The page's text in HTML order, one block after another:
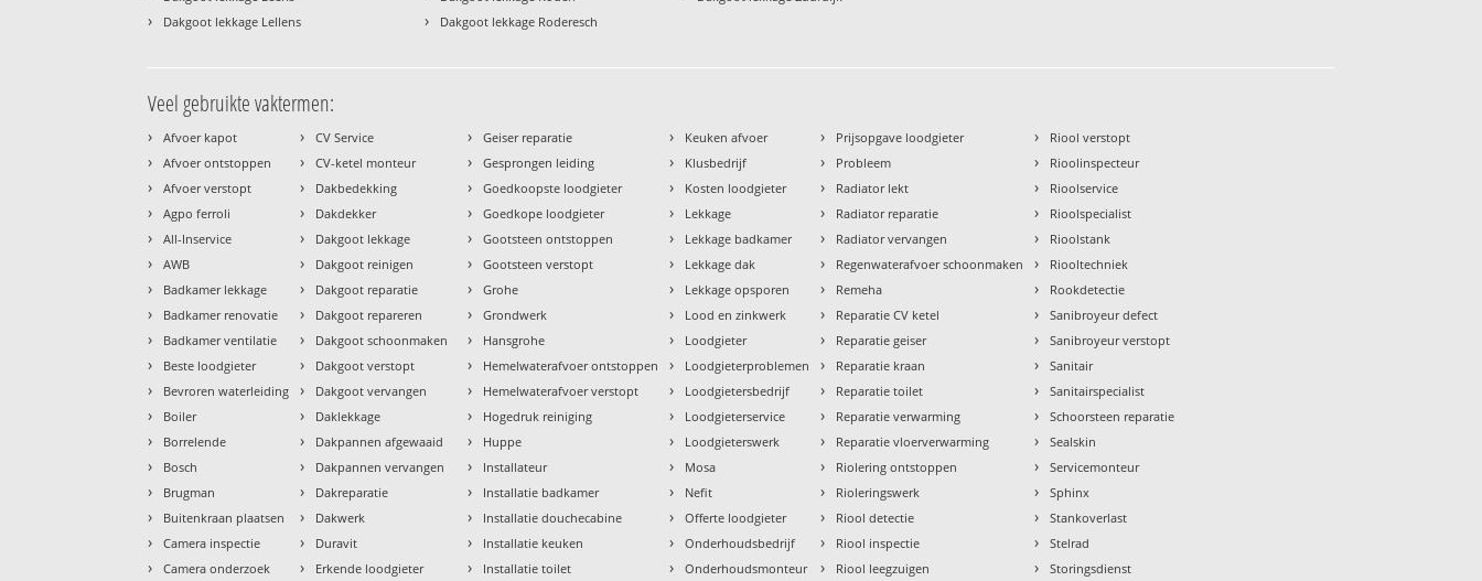
› Dakgoot lekkage Lellens › Dakgoot lekkage Roderesch
Veel gebruikte vaktermen:
› Afvoer kapot
› Afvoer ontstoppen
› Afvoer verstopt
› Agpo ferroli
› All-Inservice
› AWB
› Badkamer lekkage
› Badkamer renovatie
› Badkamer ventilatie
› Beste loodgieter
› Bevroren waterleiding
› Boiler
› Borrelende
› Bosch
› Brugman
› Buitenkraan plaatsen
› Camera inspectie
› Camera onderzoek
› CV Service
› CV-ketel monteur
› Dakbedekking
› Dakdekker
› Dakgoot lekkage
› Dakgoot reinigen
› Dakgoot reparatie
› Dakgoot repareren
› Dakgoot schoonmaken
› Dakgoot verstopt
› Dakgoot vervangen
› Daklekkage
› Dakpannen afgewaaid
› Dakpannen vervangen
› Dakreparatie
› Dakwerk
› Duravit
› Erkende loodgieter
› Geiser reparatie
› Gesprongen leiding
› Goedkoopste loodgieter
› Goedkope loodgieter
› Gootsteen ontstoppen
› Gootsteen verstopt
› Grohe
› Grondwerk
› Hansgrohe
› Hemelwaterafvoer ontstoppen
› Hemelwaterafvoer verstopt
› Hogedruk reiniging
› Huppe
› Installateur
› Installatie badkamer
› Installatie douchecabine
› Installatie keuken
› Installatie toilet
› Keuken afvoer
› Klusbedrijf
› Kosten loodgieter
› Lekkage
› Lekkage badkamer
› Lekkage dak
› Lekkage opsporen
› Lood en zinkwerk
› Loodgieter
› Loodgieterproblemen
› Loodgietersbedrijf
› Loodgieterservice
› Loodgieterswerk
› Mosa
› Nefit
› Offerte loodgieter
› Onderhoudsbedrijf
› Onderhoudsmonteur
› Prijsopgave loodgieter
› Probleem
› Radiator lekt
› Radiator reparatie
› Radiator vervangen
› Regenwaterafvoer schoonmaken
› Remeha
› Reparatie CV ketel
› Reparatie geiser
› Reparatie kraan
› Reparatie toilet
› Reparatie verwarming
› Reparatie vloerverwarming
› Riolering ontstoppen
› Rioleringswerk
› Riool detectie
› Riool inspectie
› Riool leegzuigen
› Riool verstopt
› Rioolinspecteur
› Rioolservice
› Rioolspecialist
› Rioolstank
› Riooltechniek
› Rookdetectie
› Sanibroyeur defect
› Sanibroyeur verstopt
› Sanitair
› Sanitairspecialist
› Schoorsteen reparatie
› Sealskin
› Servicemonteur
› Sphinx
› Stankoverlast
› Stelrad
› Storingsdienst